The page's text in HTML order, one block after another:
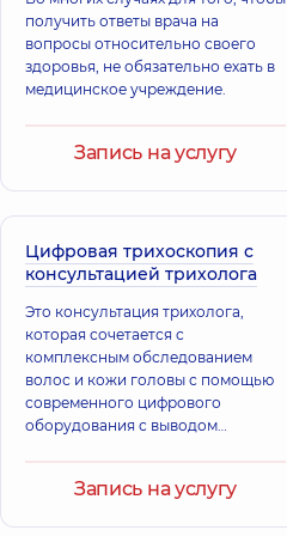
получить ответы врача на
вопросы относительно своего
здоровья, не обязательно ехать в
медицинское учреждение.
Запись на услугу
Цифровая трихоскопия с
консультацией трихолога
Это консультация трихолога,
которая сочетается с
комплексным обследованием
волос и кожи головы с помощью
современного цифрового
оборудования с выводом
режиме реального времени
Запись на услугу